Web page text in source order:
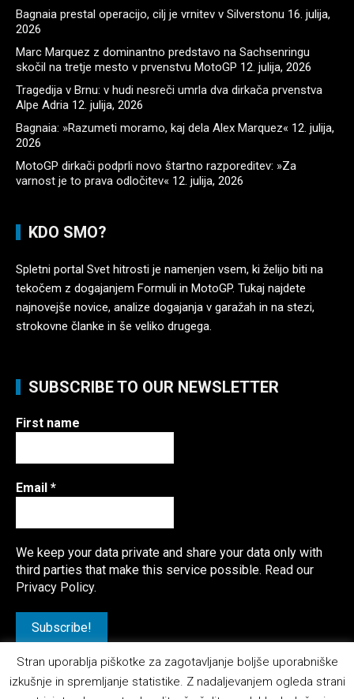
Bagnaia prestal operacijo, cilj je vrnitev v Silverstonu 16. julija,
2026
Marc Marquez z dominantno predstavo na Sachsenringu
skočil na tretje mesto v prvenstvu MotoGP 12. julija, 2026
Tragedija v Brnu: v hudi nesreči umrla dva dirkača prvenstva
Alpe Adria 12. julija, 2026
Bagnaia: »Razumeti moramo, kaj dela Alex Marquez« 12. julija,
2026
MotoGP dirkači podprli novo štartno razporeditev: »Za
varnost je to prava odločitev« 12. julija, 2026
KDO SMO?
Spletni portal Svet hitrosti je namenjen vsem, ki želijo biti na
tekočem z dogajanjem Formuli in MotoGP. Tukaj najdete
najnovejše novice, analize dogajanja v garažah in na stezi,
strokovne članke in še veliko drugega.
SUBSCRIBE TO OUR NEWSLETTER
First name
Email *
We keep your data private and share your data only with
third parties that make this service possible. Read our
Privacy Policy.
Stran uporablja piškotke za zagotavljanje boljše uporabniške
izkušnje in spremljanje statistike. Z nadaljevanjem ogleda strani